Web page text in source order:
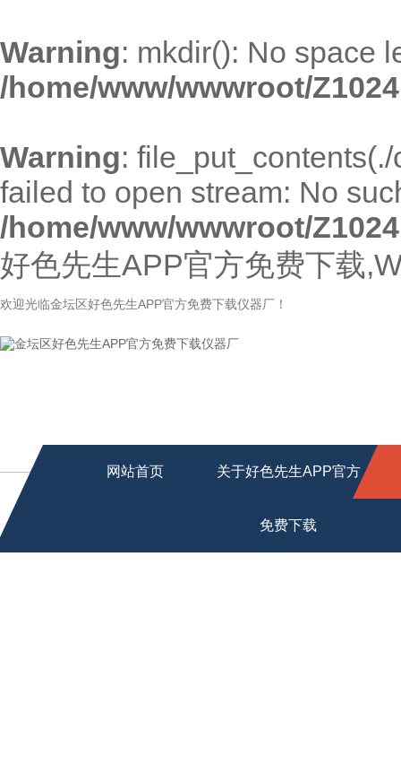
Warning: mkdir(): No space
/home/www/wwwroot/
Warning:
failed to open stream: No
/home/www/wwwroot/
好色先生APP官方免费下载
欢迎光临金坛区好色先生APP官方免费下载仪器厂！
网站首页 关于好色先生APP官方
免费下载